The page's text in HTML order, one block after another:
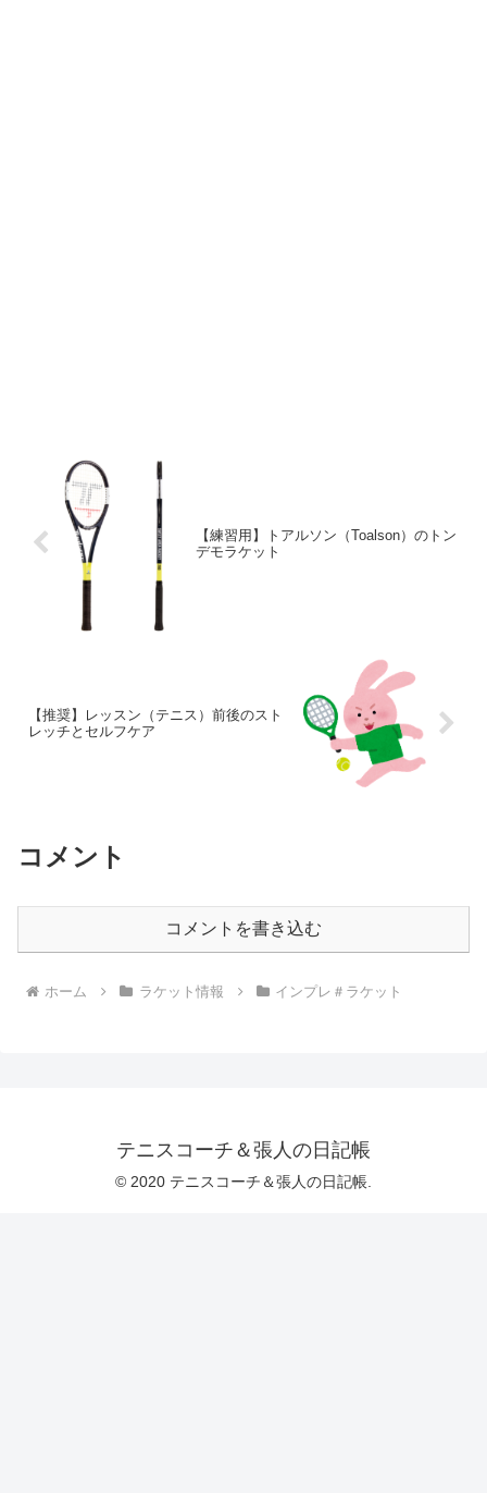
【練習用】トアルソン（Toalson）のトン
デモラケット
【推奨】レッスン（テニス）前後のスト
レッチとセルフケア
コメント
コメントを書き込む
ホーム ラケット情報 インプレ＃ラケット
テニスコーチ＆張人の日記帳
© 2020 テニスコーチ＆張人の日記帳.